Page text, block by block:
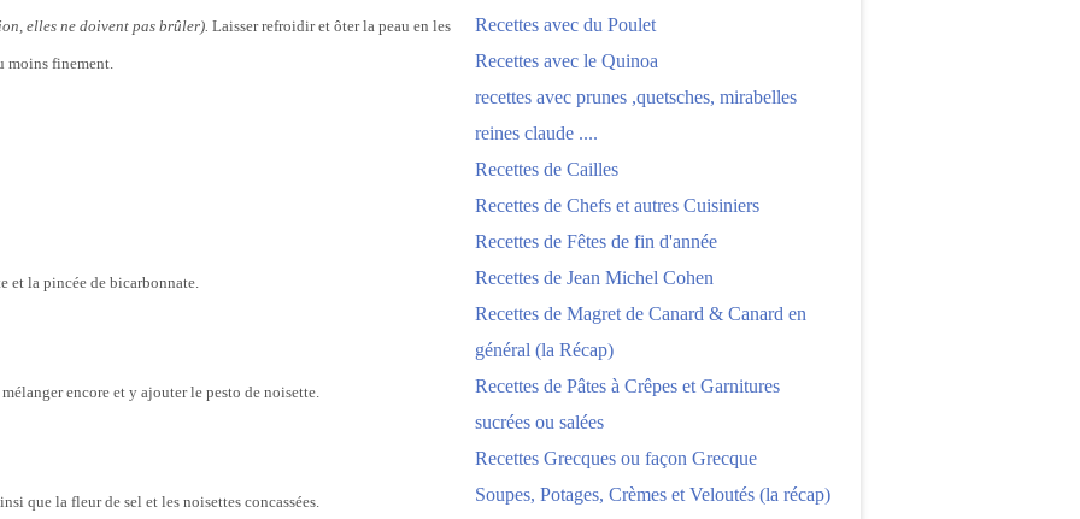
elles ne doivent pas brûler). Laisser refroidir et ôter la peau en les
moins finement.
et la pincée de bicarbonnate.
encore et y ajouter le pesto de noisette.
que la fleur de sel et les noisettes concassées.
Recettes avec du Poulet
Recettes avec le Quinoa
recettes avec prunes ,quetsches, mirabelles
reines claude ....
Recettes de Cailles
Recettes de Chefs et autres Cuisiniers
Recettes de Fêtes de fin d'année
Recettes de Jean Michel Cohen
Recettes de Magret de Canard & Canard en
général (la Récap)
Recettes de Pâtes à Crêpes et Garnitures
sucrées ou salées
Recettes Grecques ou façon Grecque
Soupes, Potages, Crèmes et Veloutés (la récap)